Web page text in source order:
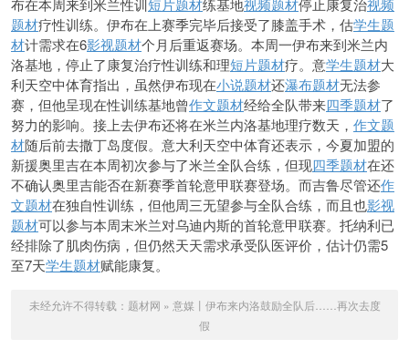
布在本周来到米兰性训短片题材练基地视频题材停止康复治视频
题材疗性训练。伊布在上赛季完毕后接受了膝盖手术，估学生题
材计需求在6影视题材个月后重返赛场。本周一伊布来到米兰内
洛基地，停止了康复治疗性训练和理短片题材疗。意学生题材大
利天空中体育指出，虽然伊布现在小说题材还瀑布题材无法参
赛，但他呈现在性训练基地曾作文题材经给全队带来四季题材了
努力的影响。接上去伊布还将在米兰内洛基地理疗数天， 作文题
材随后前去撒丁岛度假。意大利天空中体育还表示，今夏加盟的
新援奥里吉在本周初次参与了米兰全队合练，但现四季题材在还
不确认奥里吉能否在新赛季首轮意甲联赛登场。而吉鲁尽管还作
文题材在独自性训练，但他周三无望参与全队合练，而且也影视
题材可以参与本周末米兰对乌迪内斯的首轮意甲联赛。托纳利已
经排除了肌肉伤病，但仍然天天需求承受队医评价，估计仍需5
至7天学生题材赋能康复。
未经允许不得转载： 题材网 » 意媒丨伊布来内洛鼓励全队后……再次去度
假